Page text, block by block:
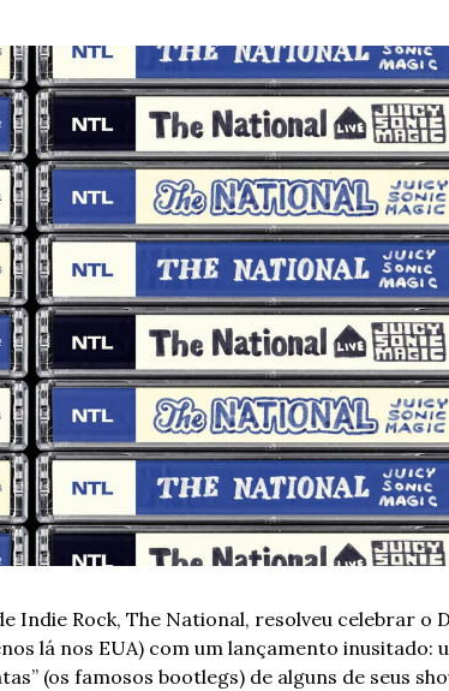
Indie Rock, The National, resolveu celebrar o
lá nos EUA) com um lançamento inusitado:
(os famosos bootlegs) de alguns de seus